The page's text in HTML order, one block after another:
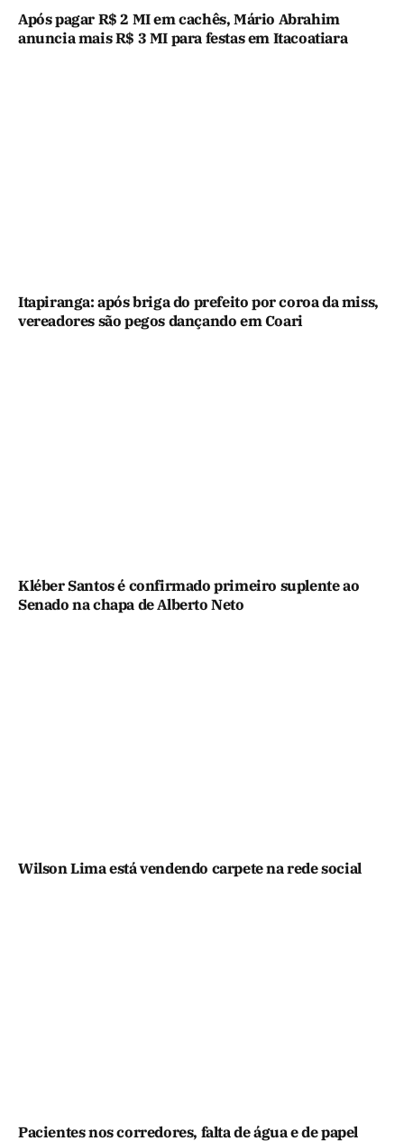
Após pagar R$ 2 MI em cachês, Mário Abrahim
anuncia mais R$ 3 MI para festas em Itacoatiara
Itapiranga: após briga do prefeito por coroa da miss,
vereadores são pegos dançando em Coari
Kléber Santos é confirmado primeiro suplente ao
Senado na chapa de Alberto Neto
Wilson Lima está vendendo carpete na rede social
Pacientes nos corredores, falta de água e de papel